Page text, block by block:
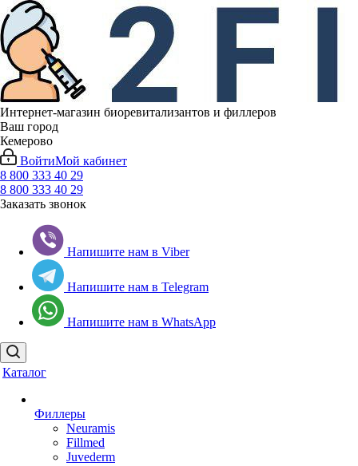
Интернет-магазин биоревитализантов и филлеров
Ваш город
Кемерово
ВойтиМой кабинет
8 800 333 40 29
8 800 333 40 29
Заказать звонок
Напишите нам в Viber
Напишите нам в Telegram
Напишите нам в WhatsApp
Каталог
Филлеры
Neuramis
Fillmed
Juvederm